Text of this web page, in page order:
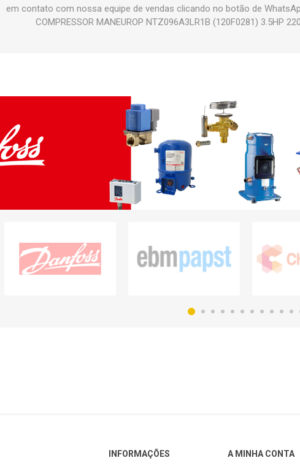
em contato com nossa equipe de vendas clicando no botão de
COMPRESSOR MANEUROP NTZ096A3LR1B (120F0281) 3.5HP
INFORMAÇÕES A MINHA CONTA